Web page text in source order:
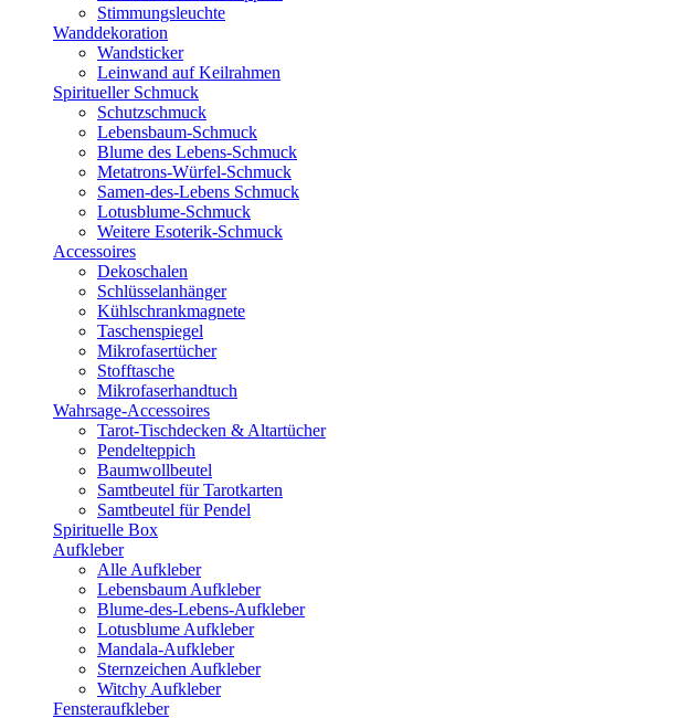
Stimmungsleuchte
Wanddekoration
Wandsticker
Leinwand auf Keilrahmen
Spiritueller Schmuck
Schutzschmuck
Lebensbaum-Schmuck
Blume des Lebens-Schmuck
Metatrons-Würfel-Schmuck
Samen-des-Lebens Schmuck
Lotusblume-Schmuck
Weitere Esoterik-Schmuck
Accessoires
Dekoschalen
Schlüsselanhänger
Kühlschrankmagnete
Taschenspiegel
Mikrofasertücher
Stofftasche
Mikrofaserhandtuch
Wahrsage-Accessoires
Tarot-Tischdecken & Altartücher
Pendelteppich
Baumwollbeutel
Samtbeutel für Tarotkarten
Samtbeutel für Pendel
Spirituelle Box
Aufkleber
Alle Aufkleber
Lebensbaum Aufkleber
Blume-des-Lebens-Aufkleber
Lotusblume Aufkleber
Mandala-Aufkleber
Sternzeichen Aufkleber
Witchy Aufkleber
Fensteraufkleber